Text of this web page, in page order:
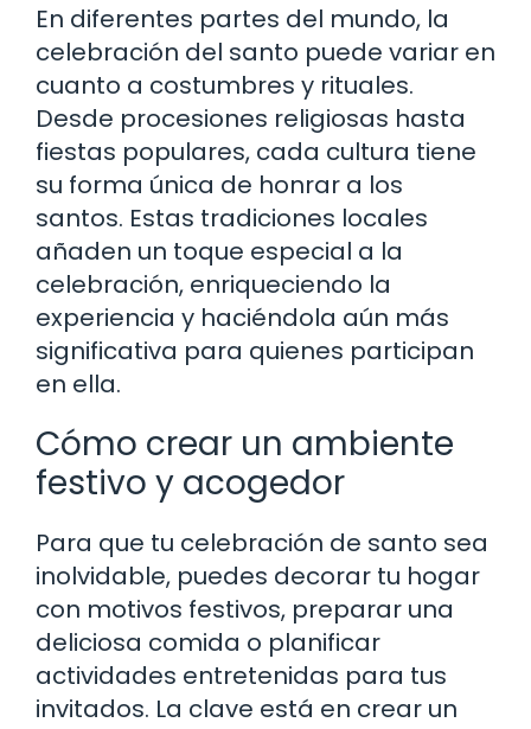
En diferentes partes del mundo, la
celebración del santo puede variar en
cuanto a costumbres y rituales.
Desde procesiones religiosas hasta
fiestas populares, cada cultura tiene
su forma única de honrar a los
santos. Estas tradiciones locales
añaden un toque especial a la
celebración, enriqueciendo la
experiencia y haciéndola aún más
significativa para quienes participan
en ella.
Cómo crear un ambiente
festivo y acogedor
Para que tu celebración de santo sea
inolvidable, puedes decorar tu hogar
con motivos festivos, preparar una
deliciosa comida o planificar
actividades entretenidas para tus
invitados. La clave está en crear un